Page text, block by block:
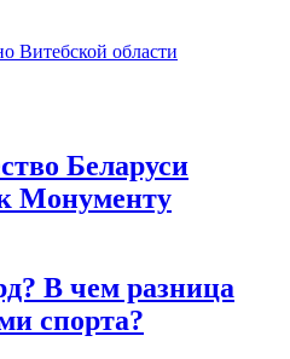
Витебской области
Беларуси
Монументу
В чем разница
спорта?